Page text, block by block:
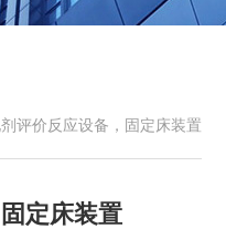
评价反应设备，固定床装置
定床装置